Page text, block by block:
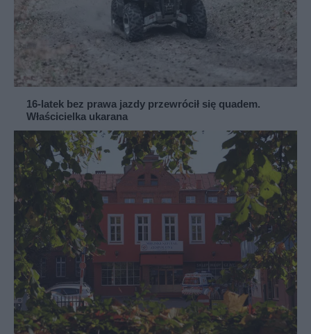
16-latek bez prawa jazdy przewrócił się quadem.
Właścicielka ukarana